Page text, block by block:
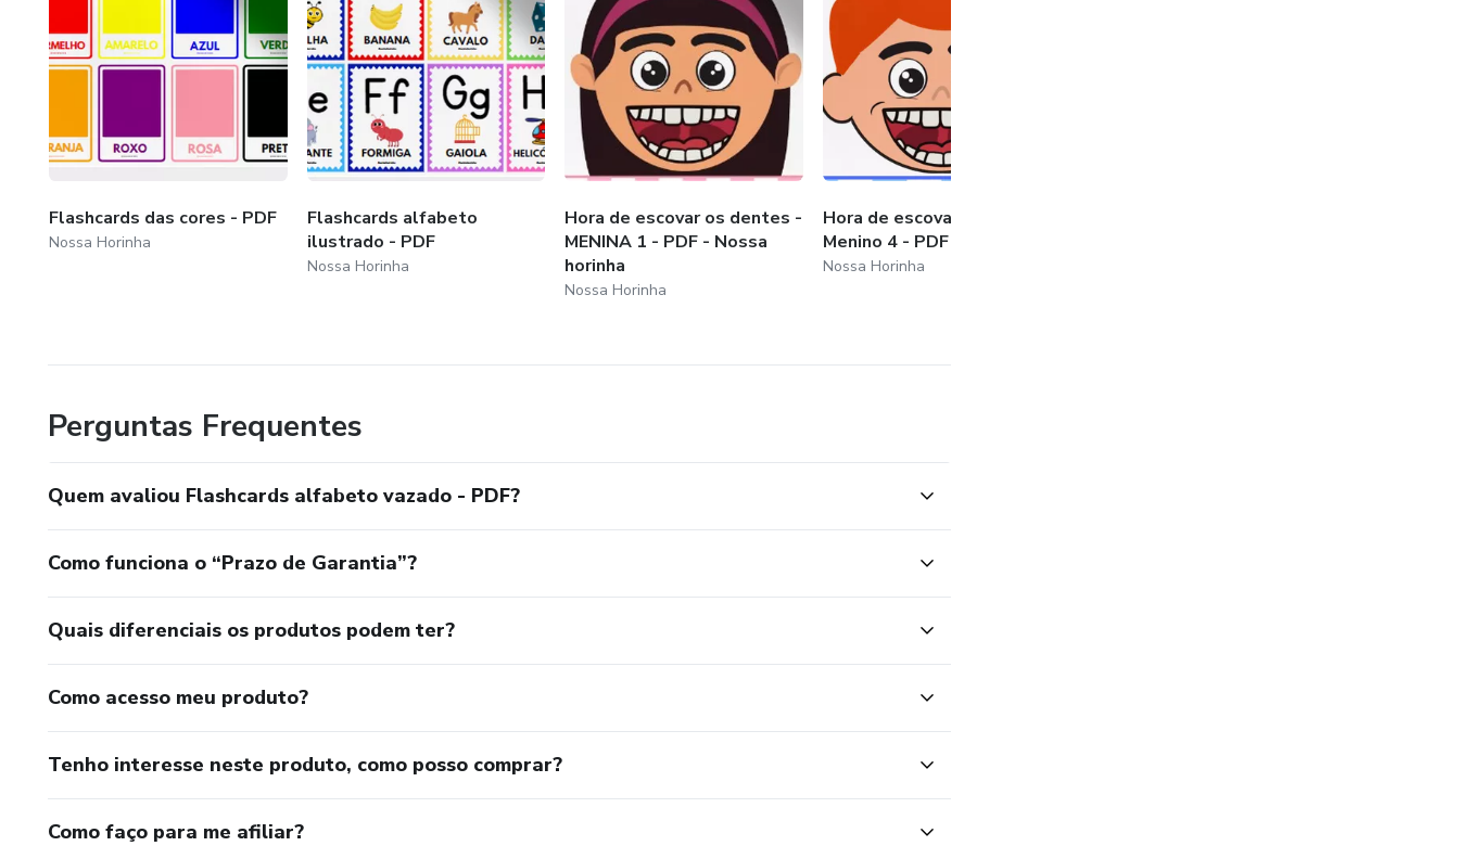
Flashcards das cores - PDF
Nossa Horinha
Flashcards alfabeto
ilustrado - PDF
Nossa Horinha
Hora de escovar os dentes -
MENINA 1 - PDF - Nossa
horinha
Nossa Horinha
Hora de escovar os dentes -
Menino 4 - PDF
Nossa Horinha
Perguntas Frequentes
Quem avaliou Flashcards alfabeto vazado - PDF?
Como funciona o “Prazo de Garantia”?
Quais diferenciais os produtos podem ter?
Como acesso meu produto?
Tenho interesse neste produto, como posso comprar?
Como faço para me afiliar?